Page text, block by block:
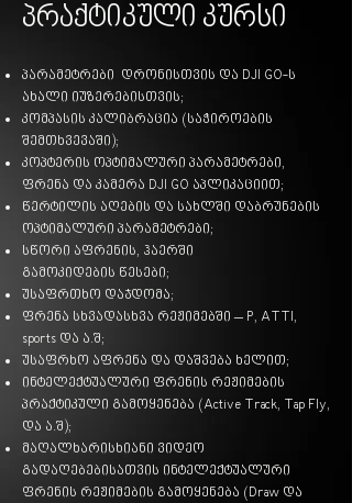
პრაქტიკული კურსი
პარამეტრები დრონისთვის და DJI GO-ს
ახალი იუზერებისთვის;
კომპასის კალიბრაცია (საჭიროების
შემთხვევაში);
კოპტერის ოპტიმალური პარამეტრები,
ფრენა და კამერა DJI GO აპლიკაციით;
წერტილის აღების და სახლში დაბრუნების
ოპტიმალური პარამეტრები;
სწორი აფრენის, ჰაერში
გამოკიდების წესები;
უსაფრთხო დაჯდომა;
ფრენა სხვადასხვა რეჟიმებში – P, ATTI,
sports და ა.შ;
უსაფრხო აფრენა და დაშვება ხელით;
ინტელექტუალური ფრენის რეჟიმების
პრაქტიკული გამოყენება (Active Track, Tap Fly,
და ა.შ);
მაღალხარისხიანი ვიდეო
გადაღებებისათვის ინტელექტუალური
ფრენის რეჟიმების გამოყენება (Draw და